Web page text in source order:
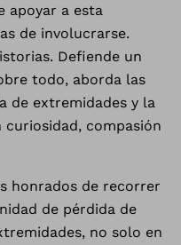
apoyar a esta
de involucrarse.
Defiende un
todo, aborda las
de extremidades y la
compasión
honrados de recorrer
de pérdida de
no solo en